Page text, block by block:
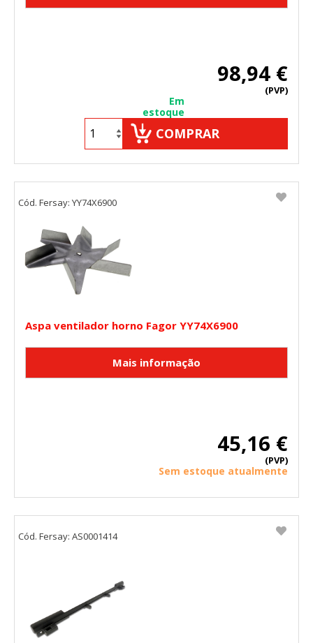
98,94 €
(PVP)
Em
estoque
COMPRAR
Aspa ventilador horno Fagor YY74X6900
45,16 €
(PVP)
Sem estoque atualmente
Cód. Fersay: YY74X6900
Cód. Fersay: AS0001414
tráfico para poder evaluar el rendimiento de nuestro sitio y
mejorarlo. Nos ayudan a saber qué páginas son las más o
menos visitadas, y cómo los visitantes navegan por el sitio.
Toda la información que recogen estas cookies es
agregada y, por lo tanto, es anónima.
Cookies Utilizadas:
_utma,_utmb,_utmc,_utmz,_utmt,_utmz,_atuvc,_atuvs, _ga,
Estas cookies pueden ser establecidas a través de nuestro
sitio por nuestros socios publicitarios. Pueden ser
utilizadas por esas empresas para crear un perfil de sus
intereses y mostrarle anuncios relevantes en otros sitios.
No almacenan directamente información personal, sino
que se basan en la identificación única de su navegador y
dispositivo de Internet.
GUARDAR CONFIGURACIÓN
"Configuración de cookies" al pie de la página. También puedes